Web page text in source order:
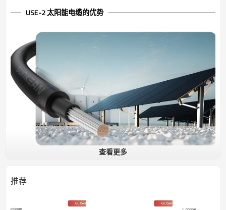
USE-2 太阳能电缆的优势
导体采用绞合压缩式 1350-H16/H26（3/4 硬质）铝线，并以交联聚乙
烯绝缘，UL 认证类型为 USE-2。这些电缆在潮湿和干燥环境下正常运
行时，导体温度不得超过 90°C；紧急过载时导体温度不得超过
查看更多
推荐